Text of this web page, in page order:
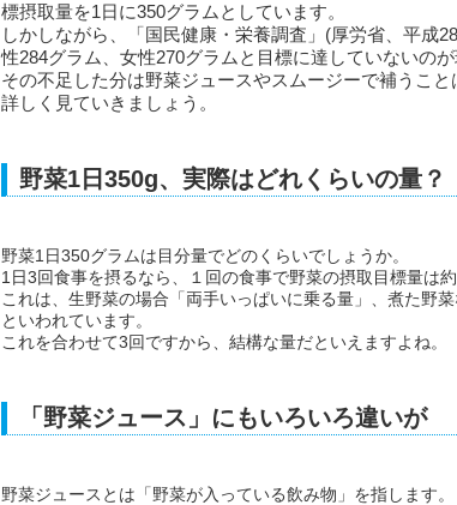
標摂取量を1日に350グラムとしています。
しかしながら、「国民健康・栄養調査」(厚労省、平成
性284グラム、女性270グラムと目標に達していないのが
その不足した分は野菜ジュースやスムージーで補うこと
詳しく見ていきましょう。
野菜1日350g、実際はどれくらいの量？
野菜1日350グラムは目分量でどのくらいでしょうか。
1日3回食事を摂るなら、１回の食事で野菜の摂取目標量は約
これは、生野菜の場合「両手いっぱいに乗る量」、煮た野
といわれています。
これを合わせて3回ですから、結構な量だといえますよね。
「野菜ジュース」にもいろいろ違いが
野菜ジュースとは「野菜が入っている飲み物」を指します。